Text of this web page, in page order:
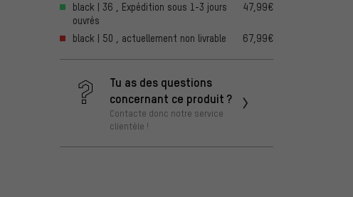
black | 36 , Expédition sous 1-3 jours
ouvrés
47,99€
black | 50 , actuellement non livrable 67,99€
Tu as des questions
concernant ce produit ?
Contacte donc notre service
clientèle !